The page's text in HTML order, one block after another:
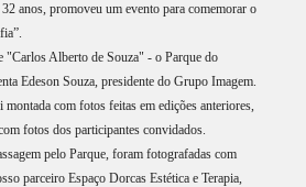
anos, promoveu um evento para comemorar o
"Carlos Alberto de Souza" - o Parque do
Edeson Souza, presidente do Grupo Imagem.
com fotos feitas em edições anteriores,
fotos dos participantes convidados.
pelo Parque, foram fotografadas com
parceiro Espaço Dorcas Estética e Terapia,